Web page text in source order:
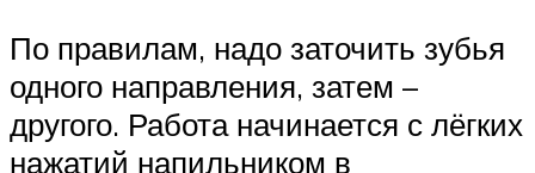
По правилам, надо заточить зубья
одного направления, затем –
другого. Работа начинается с лёгких
нажатий напильником в